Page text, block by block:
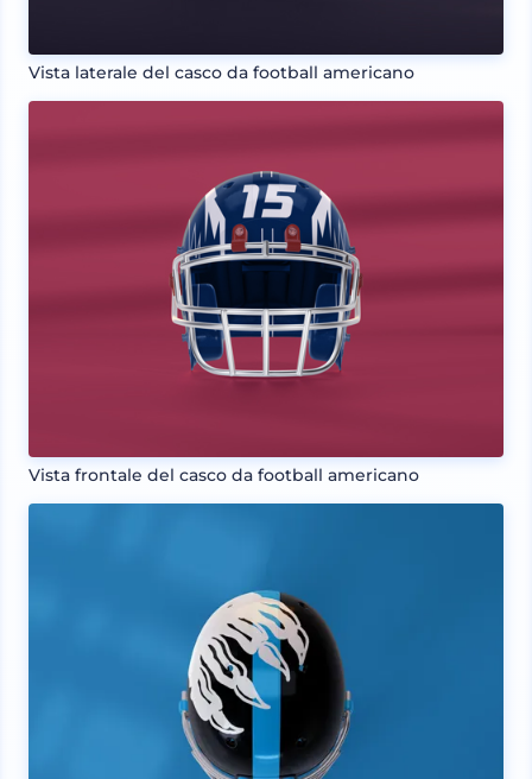
Vista laterale del casco da football americano
Vista frontale del casco da football americano